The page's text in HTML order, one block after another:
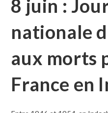
8 juin :
nationale
aux morts
France en